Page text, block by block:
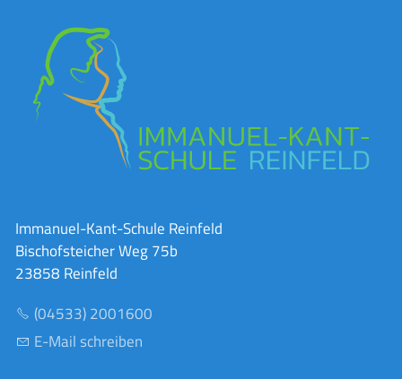
Immanuel-Kant-Schule Reinfeld
Bischofsteicher Weg 75b
23858 Reinfeld
(04533) 2001600
E-Mail schreiben